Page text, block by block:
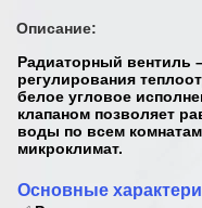
Описание:
Радиаторный вентиль
регулирования
белое угловое
клапаном позволяет
воды по всем
микроклимат.
Основные